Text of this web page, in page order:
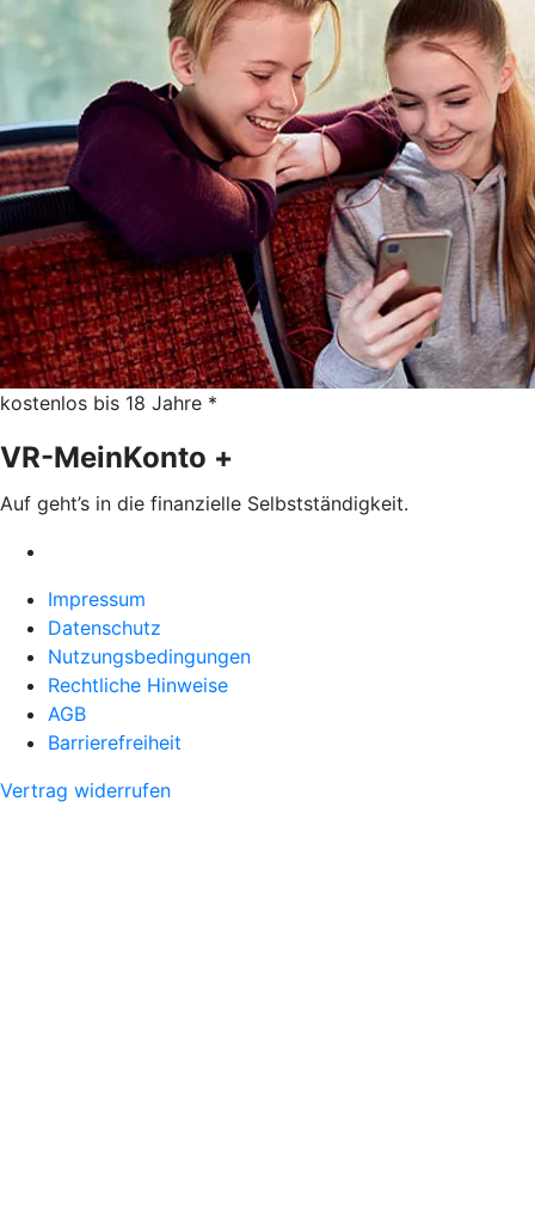
kostenlos bis 18 Jahre *
VR-MeinKonto +
Auf geht’s in die finanzielle Selbstständigkeit.
Impressum
Datenschutz
Nutzungsbedingungen
Rechtliche Hinweise
AGB
Barrierefreiheit
Vertrag widerrufen